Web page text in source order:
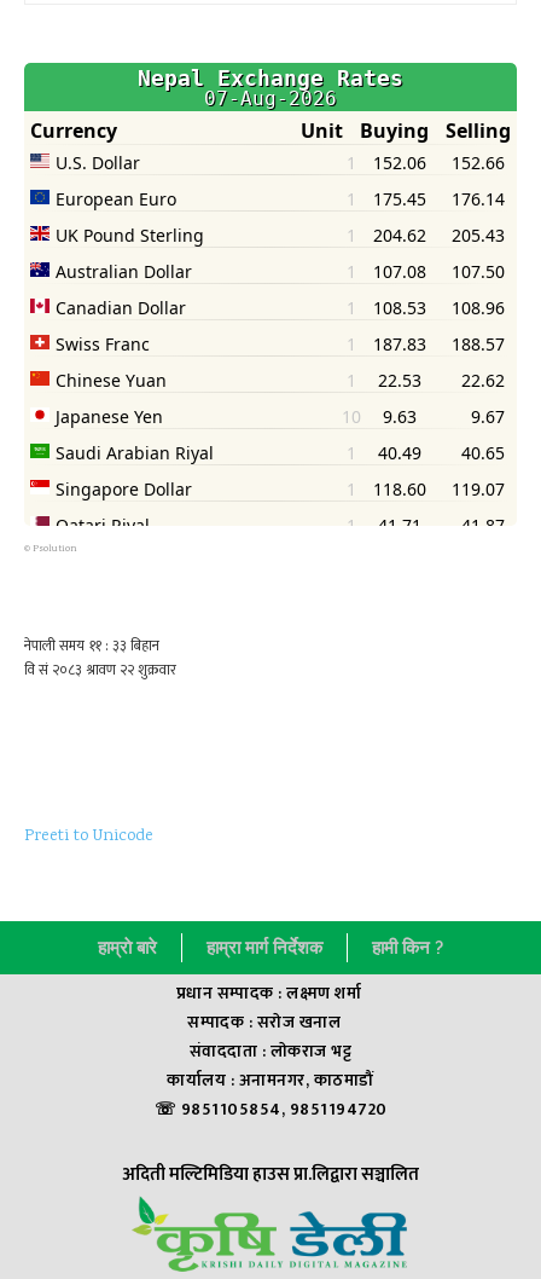
© Psolution
Preeti to Unicode
हाम्राे बारे हाम्रा मार्ग निर्देशक हामी किन ?
प्रधान सम्पादक : लक्ष्मण शर्मा
सम्पादक : सराेज खनाल
संवाददाता : लाेकराज भट्ट
कार्यालय : अनामनगर, काठमाडौं
☏ 9851105854, 9851194720
अदिती मल्टिमिडिया हाउस प्रा.लिद्वारा सञ्चालित